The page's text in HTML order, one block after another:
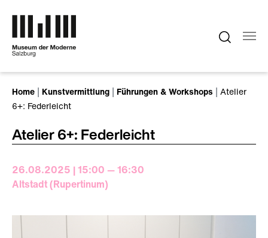
Home Kunstvermittlung Führungen & Workshops
Atelier
6+: Federleicht
Atelier 6+: Federleicht
26.08.2025 | 15:00 — 16:30
Altstadt (Rupertinum)